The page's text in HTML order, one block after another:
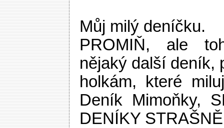
Můj milý deníčku.
PROMIŇ, ale
nějaký další deník,
holkám, které
Deník Mimoňky,
DENÍKY